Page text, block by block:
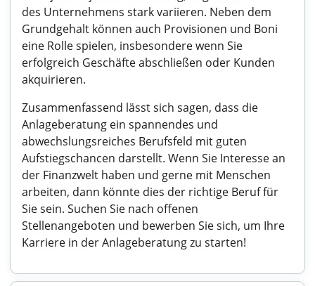
des Unternehmens stark variieren. Neben dem
Grundgehalt können auch Provisionen und Boni
eine Rolle spielen, insbesondere wenn Sie
erfolgreich Geschäfte abschließen oder Kunden
akquirieren.
Zusammenfassend lässt sich sagen, dass die
Anlageberatung ein spannendes und
abwechslungsreiches Berufsfeld mit guten
Aufstiegschancen darstellt. Wenn Sie Interesse an
der Finanzwelt haben und gerne mit Menschen
arbeiten, dann könnte dies der richtige Beruf für
Sie sein. Suchen Sie nach offenen
Stellenangeboten und bewerben Sie sich, um Ihre
Karriere in der Anlageberatung zu starten!